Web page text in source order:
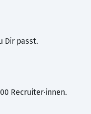
Dir passt.
Recruiter·innen.